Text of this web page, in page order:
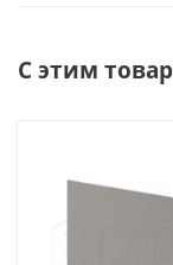
С этим